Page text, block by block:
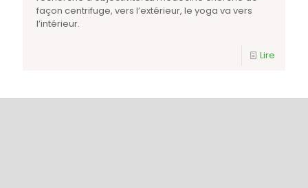
façon centrifuge, vers l’extérieur, le yoga va vers
l’intérieur.
Lire